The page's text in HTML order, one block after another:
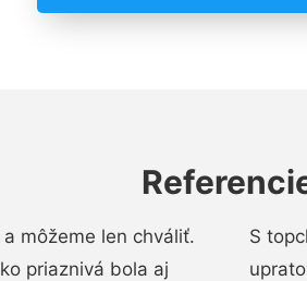
môžeme len chváliť.
priaznivá bola aj
S